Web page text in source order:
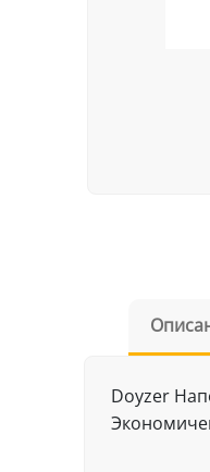
Doyzer